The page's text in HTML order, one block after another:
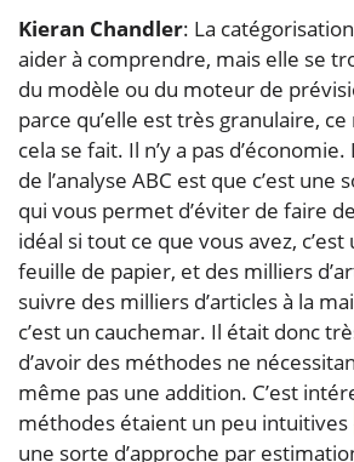
Kieran Chandler: La
aider à comprendre, mais elle se
du modèle ou du moteur de
parce qu’elle est très granulaire, ce
cela se fait. Il n’y a pas
de l’analyse ABC est que c’est
qui vous permet d’éviter de faire
idéal si tout ce que vous avez,
feuille de papier, et des milliers
suivre des milliers d’articles à la
c’est un cauchemar. Il était donc
d’avoir des méthodes ne
même pas une addition. C’est
méthodes étaient un peu intuitives
une sorte d’approche par